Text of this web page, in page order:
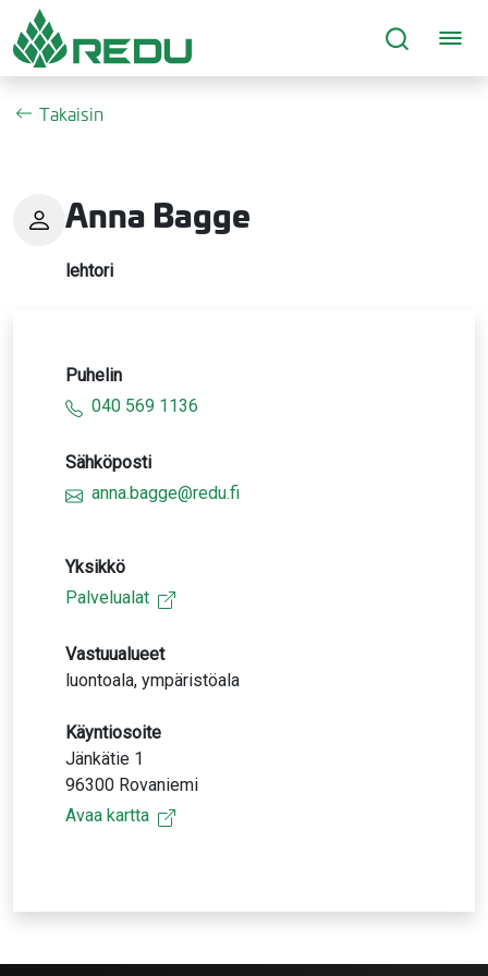
Siirry sivusisältöön
Takaisin
Anna Bagge
lehtori
Puhelin
040 569 1136
Sähköposti
anna.bagge@redu.fi
Yksikkö
Palvelualat
Vastuualueet
luontoala, ympäristöala
Käyntiosoite
Jänkätie 1
96300 Rovaniemi
Avaa kartta